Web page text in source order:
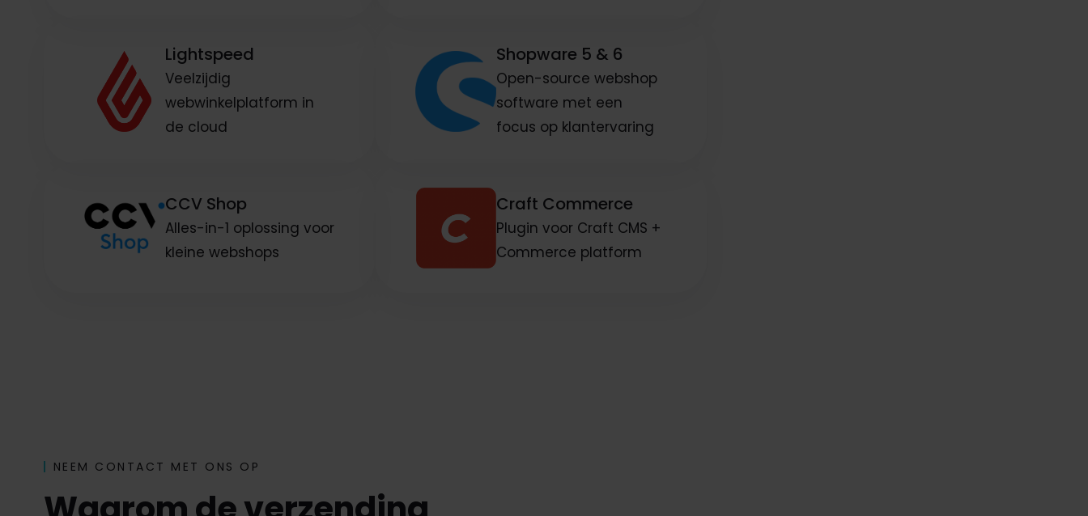
Lightspeed
Veelzijdig
webwinkelplatform in
de cloud
Shopware 5 & 6
Open-source webshop
software met een
focus op klantervaring
CCV Shop
Alles-in-1 oplossing voor
kleine webshops
Craft Commerce
Plugin voor Craft CMS +
Commerce platform
NEEM CONTACT MET ONS OP